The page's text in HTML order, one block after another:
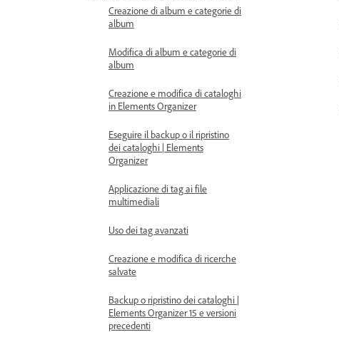
Creazione di album e categorie di
album
Modifica di album e categorie di
album
Creazione e modifica di cataloghi
in Elements Organizer
Eseguire il backup o il ripristino
dei cataloghi | Elements
Organizer
Applicazione di tag ai file
multimediali
Uso dei tag avanzati
Creazione e modifica di ricerche
salvate
Backup o ripristino dei cataloghi |
Elements Organizer 15 e versioni
precedenti